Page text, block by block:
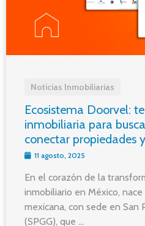
Noticias Inmobiliarias
Ecosistema Doorvel:
inmobiliaria para
conectar propiedades
11 agosto, 2025
En el corazón de la
inmobiliario en México,
mexicana, con sede en San
(SPGG), que ...